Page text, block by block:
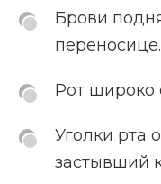
Брови
переносице.
Рот широко
Уголки рта
застывший